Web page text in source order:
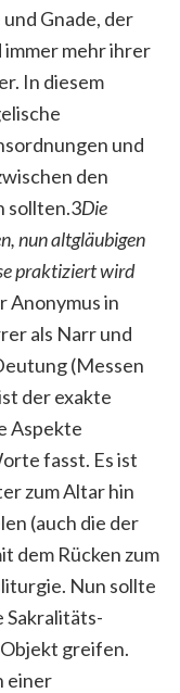
Gnade, der
immer mehr ihrer
In diesem
und
den
sollten.3Die
nun altgläubigen
praktiziert wird
Anonymus in
als Narr und
(Messen
der exakte
Aspekte
fasst. Es ist
zum Altar hin
(auch die der
dem Rücken zum
Nun sollte
Sakralitäts-
greifen.
einer